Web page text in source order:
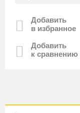
Добавить
в избранное
Добавить
к сравнению